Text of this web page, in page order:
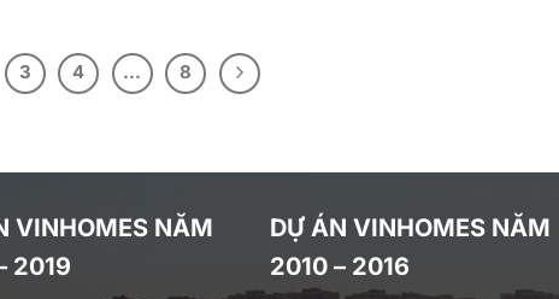
3 4 … 8
VINHOMES NĂM
2019
DỰ ÁN VINHOMES NĂM
2010 – 2016